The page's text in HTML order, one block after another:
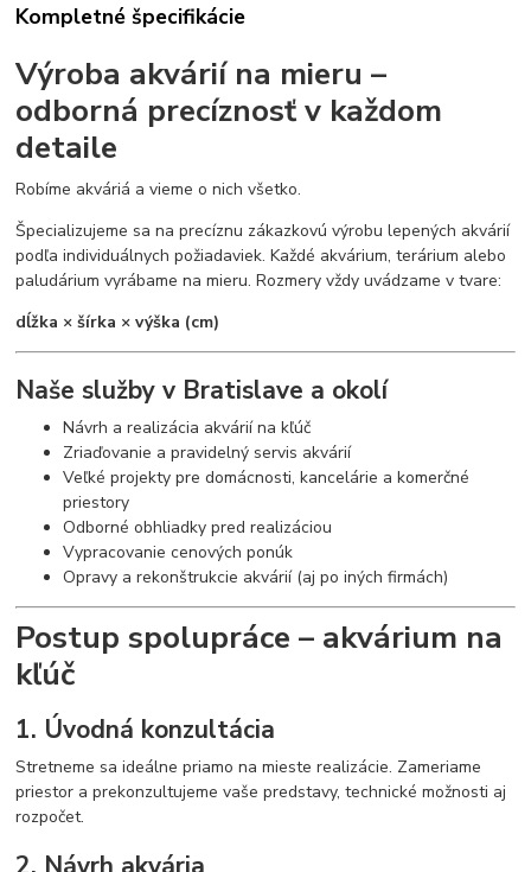
Kompletné špecifikácie
Výroba akvárií na mieru –
odborná precíznosť v každom
detaile
Robíme akváriá a vieme o nich všetko.
Špecializujeme sa na precíznu zákazkovú výrobu lepených akvárií
podľa individuálnych požiadaviek. Každé akvárium, terárium alebo
paludárium vyrábame na mieru. Rozmery vždy uvádzame v tvare:
dĺžka × šírka × výška (cm)
Naše služby v Bratislave a okolí
Návrh a realizácia akvárií na kľúč
Zriaďovanie a pravidelný servis akvárií
Veľké projekty pre domácnosti, kancelárie a komerčné
priestory
Odborné obhliadky pred realizáciou
Vypracovanie cenových ponúk
Opravy a rekonštrukcie akvárií (aj po iných firmách)
Postup spolupráce – akvárium na
kľúč
1. Úvodná konzultácia
Stretneme sa ideálne priamo na mieste realizácie. Zameriame
priestor a prekonzultujeme vaše predstavy, technické možnosti aj
rozpočet.